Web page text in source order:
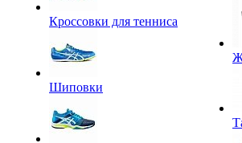
Кроссовки для тенниса
Шиповки